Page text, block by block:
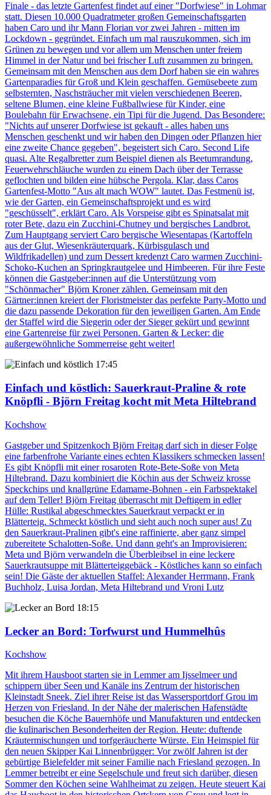
Finale - das letzte Gartenfest findet auf einer "Dorfwiese" in Lohmar
statt. Diesen 10.000 Quadratmeter großen Gemeinschaftsgarten
haben Caro und ihr Mann Florian vor zwei Jahren - mitten im
Lockdown - gegründet. Einfach um mal rauszukommen, sich im
Grünen zu bewegen und vor allem um Menschen unter freiem
Himmel in der Natur und bei frischer Luft zusammen zu bringen.
Gemeinsam mit den Menschen aus dem Dorf haben sie ein wahres
Gartenparadies für Groß und Klein geschaffen. Gemüsebeete zum
selbsternten, Naschsträucher mit vielen verschiedenen Beeren,
seltene Blumen, eine kleine Fußballwiese für Kinder, eine
Boulebahn für Erwachsene, ein Tipi für die Jugend. Das Besondere:
"Nichts auf unserer Dorfwiese ist gekauft - alles haben uns
Menschen geschenkt und wir haben den Dingen oder Pflanzen hier
eine zweite Chance gegeben", begeistert sich Caro. Second Life
quasi. Alte Regalbretter zum Beispiel dienen als Beetumrandung,
Feuerwehrschläuche wurden zu einem Dach über der Terrasse
geflochten und bilden eine hübsche Pergola. Klar, dass Caros
Gartenfest-Motto "Aus alt mach WOW" lautet. Das Festmenü ist,
wie der Garten, ein Gemeinschaftsprojekt und es wird
"geschüsselt", erklärt Caro. Als Vorspeise gibt es Spinatsalat mit
roter Bete, dazu ein Zucchini-Chutney und bergisches Landbrot.
Zum Hauptgang serviert Caro bergische Wiesentapas (Kartoffeln
aus der Glut, Wiesenkräuterquark, Kürbisgulasch und
Wildfrikadellen) und zum Dessert kredenzt Caro warmen Zucchini-
Schoko-Kuchen an Springkrautgelee und Himbeeren. Für ihre Feste
können die Gastgeber:innen auf die Unterstützung vom
"Schönmacher" Björn Kroner zählen. Gemeinsam mit den
Gärtner:innen kreiert der Floristmeister das perfekte Party-Motto und
die dazu passende Dekoration für den jeweiligen Garten. Am Ende
der Staffel wird die Siegerin oder der Sieger gekürt und gewinnt
eine Gartenreise für zwei Personen. Garten & Lecker: die
außergewöhnliche Sommerreise geht weiter!
17:45
Einfach und köstlich: Sauerkraut-Praline & rote
Knöpfli - Björn Freitag kocht mit Meta Hiltebrand
Kochshow
Gastgeber und Spitzenkoch Björn Freitag darf sich in dieser Folge
eine farbenfrohe Variante eines echten Klassikers schmecken lassen!
Es gibt Knöpfli mit einer rosaroten Rote-Bete-Soße von Meta
Hiltebrand. Dazu kombiniert die Köchin aus der Schweiz krosse
Speckchips und knallgrüne Edamame-Bohnen - ein Farbspektakel
auf dem Teller! Björn Freitag überrascht mit Deftigem in edler
Hülle: Rustikal abgeschmecktes Sauerkraut verpackt er in
Blätterteig. Schmeckt köstlich und sieht auch noch super aus! Zu
den Sauerkraut-Pralinen gibt's eine raffinierte, aber ganz simpel
zubereitete Schalotten-Soße. Und dann geht's an Improvisieren:
Meta und Björn verwandeln die Überbleibsel in eine leckere
Sauerkrautsuppe mit Blätterteiggebäck - Köstliches kann so einfach
sein! Die Gäste der aktuellen Staffel: Alexander Herrmann, Frank
Buchholz, Luisa Jordan, Meta Hiltebrand und Vroni Lutz
18:15
Lecker an Bord: Torfwurst und Hummelhûs
Kochshow
Mit ihrem Hausboot starten sie in Lemmer am Ijsselmeer und
schippern über Seen und Kanäle ins Zentrum der historischen
Kleinstadt Sneek. Ziel ihrer Reise ist das Wassersportdorf Grou im
Herzen von Friesland. In der Nähe der malerischen Hafenstädte
besuchen die Köche Bauernhöfe und Manufakturen und entdecken
die kulinarischen Besonderheiten der Region. Heute: duftende
Kräutermischungen und torfgeräucherte Würste. Ein Heimspiel für
den neuen Skipper Kai Linnenbrügger: Vor zwölf Jahren ist der
gebürtige Bielefelder mit seiner Familie nach Friesland gezogen. In
Lemmer betreibt er eine Segelschule und freut sich darüber, diesen
Sommer den Köchen seine Wahlheimat zu zeigen. Heute steuert Kai